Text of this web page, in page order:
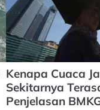
Kenapa Cuaca
Sekitarnya
Penjelasan